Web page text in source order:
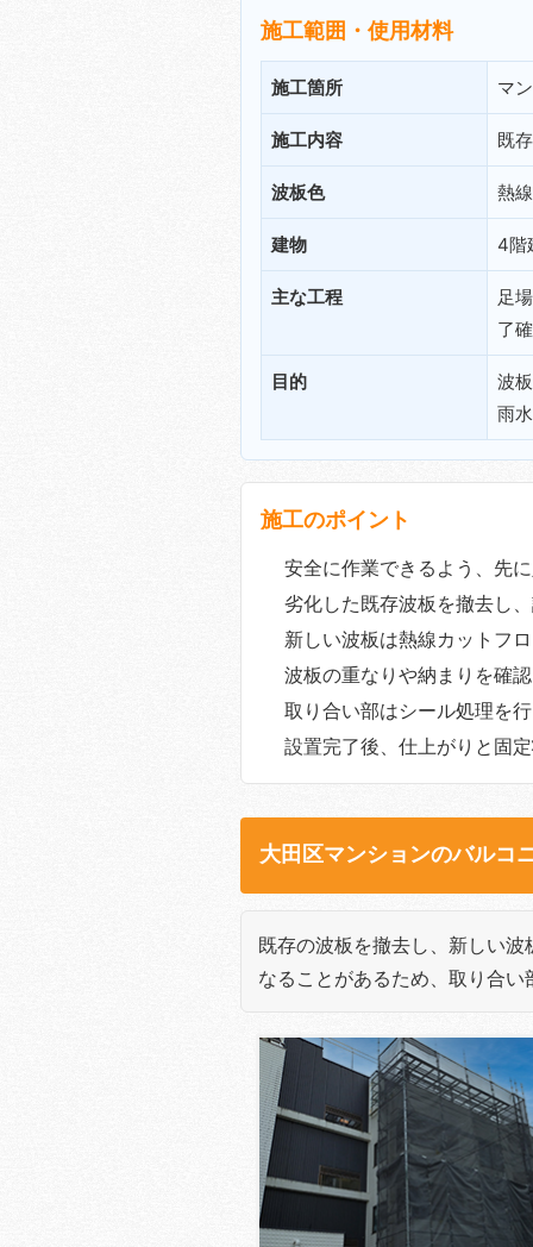
施工範囲・使用材料
施工箇所 マ
施工内容 既
波板色 熱
建物 4階
主な工程
足
了
目的
波
雨
施工のポイント
安全に作業できるよう、先
劣化した既存波板を撤去し
新しい波板は熱線カットフ
波板の重なりや納まりを確
取り合い部はシール処理を
設置完了後、仕上がりと固
大田区マンションのバルコ
既存の波板を撤去し、新しい
なることがあるため、取り合